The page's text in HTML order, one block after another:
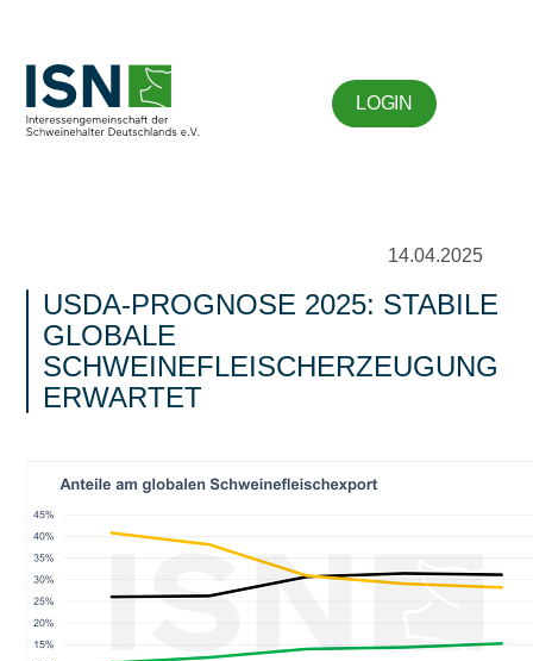
LOGIN
14.04.2025
USDA-PROGNOSE 2025: STABILE
GLOBALE
SCHWEINEFLEISCHERZEUGUNG
ERWARTET